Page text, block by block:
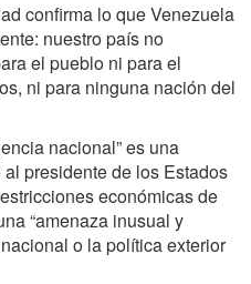
confirma lo que Venezuela
nuestro país no
el pueblo ni para el
ni para ninguna nación del
nacional” es una
presidente de los Estados
económicas de
“amenaza inusual y
o la política exterior